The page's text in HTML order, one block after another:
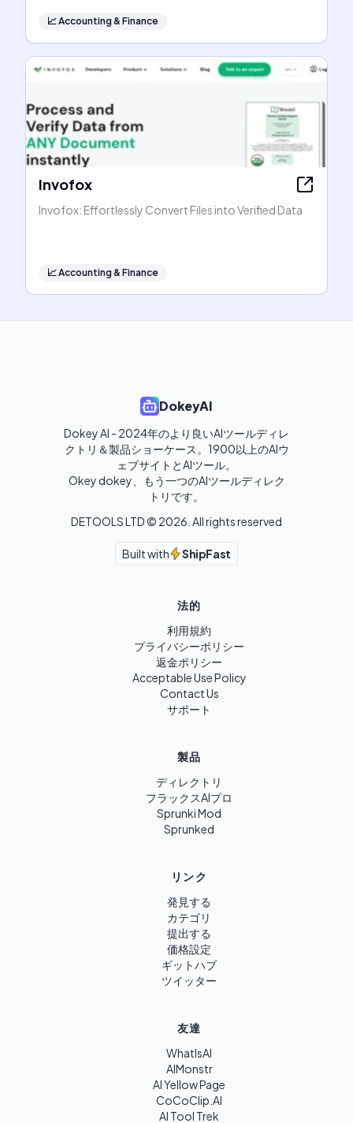
📈Accounting & Finance
Invofox
Invofox: Effortlessly Convert Files into Verified Data
📈Accounting & Finance
DokeyAI
Dokey AI - 2024年のより良いAIツールディレ
クトリ＆製品ショーケース。1900以上のAIウ
ェブサイトとAIツール。
Okey dokey、もう一つのAIツールディレク
トリです。
DETOOLS LTD © 2026 . All rights reserved
Built with ShipFast
法的
利用規約
プライバシーポリシー
返金ポリシー
Acceptable Use Policy
Contact Us
サポート
製品
ディレクトリ
フラックスAIプロ
Sprunki Mod
Sprunked
リンク
発見する
カテゴリ
提出する
価格設定
ギットハブ
ツイッター
友達
WhatIsAI
AIMonstr
AI Yellow Page
CoCoClip.AI
AI Tool Trek